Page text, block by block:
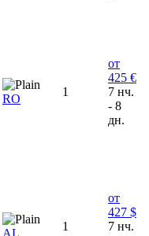
RO
1
от
425 €
7 нч.
- 8
дн.
AL
1
от
427 $
7 нч.